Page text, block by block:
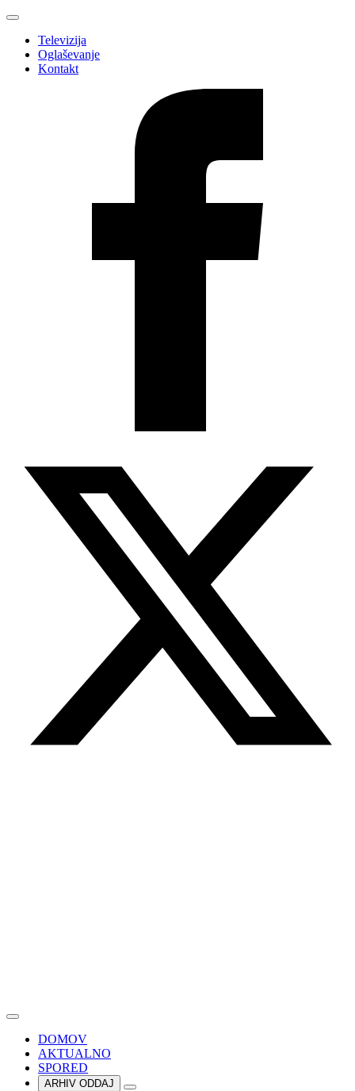
Televizija
Oglaševanje
Kontakt
DOMOV
AKTUALNO
SPORED
ARHIV ODDAJ